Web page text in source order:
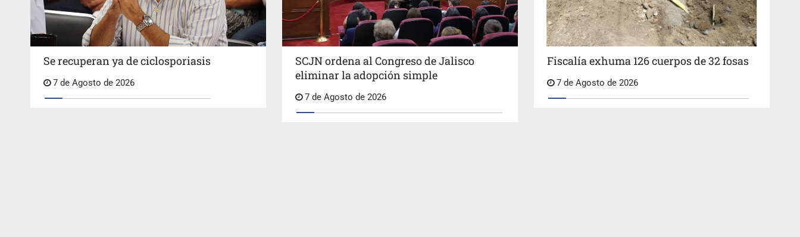
Se recuperan ya de ciclosporiasis
7 de Agosto de 2026
SCJN ordena al Congreso de Jalisco
eliminar la adopción simple
7 de Agosto de 2026
Fiscalía exhuma 126 cuerpos de 32 fosas
7 de Agosto de 2026